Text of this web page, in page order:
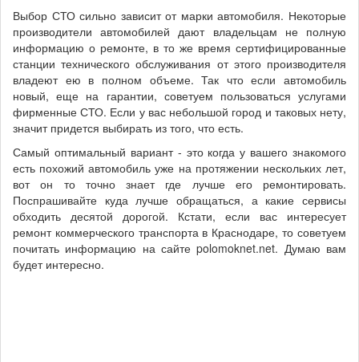
Выбор СТО сильно зависит от марки автомобиля. Некоторые
производители автомобилей дают владельцам не полную
информацию о ремонте, в то же время сертифицированные
станции технического обслуживания от этого производителя
владеют ею в полном объеме. Так что если автомобиль
новый, еще на гарантии, советуем пользоваться услугами
фирменные СТО. Если у вас небольшой город и таковых нету,
значит придется выбирать из того, что есть.
Самый оптимальный вариант - это когда у вашего знакомого
есть похожий автомобиль уже на протяжении нескольких лет,
вот он то точно знает где лучше его ремонтировать.
Поспрашивайте куда лучше обращаться, а какие сервисы
обходить десятой дорогой. Кстати, если вас интересует
ремонт коммерческого транспорта в Краснодаре, то советуем
почитать информацию на сайте polomoknet.net. Думаю вам
будет интересно.